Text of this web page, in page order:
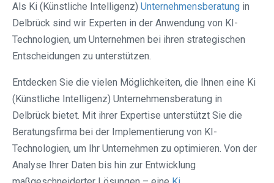
Als Ki (Künstliche Intelligenz) Unternehmensberatung in
Delbrück sind wir Experten in der Anwendung von KI-
Technologien, um Unternehmen bei ihren strategischen
Entscheidungen zu unterstützen.
Entdecken Sie die vielen Möglichkeiten, die Ihnen eine Ki
(Künstliche Intelligenz) Unternehmensberatung in
Delbrück bietet. Mit ihrer Expertise unterstützt Sie die
Beratungsfirma bei der Implementierung von KI-
Technologien, um Ihr Unternehmen zu optimieren. Von der
Analyse Ihrer Daten bis hin zur Entwicklung